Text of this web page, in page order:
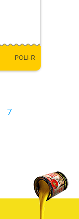
POLI-R
7